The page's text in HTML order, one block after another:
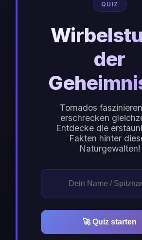
QUIZ
der
Tornados
erschrecken
Entdecke die
Fakten hinter
Naturgewalten!
🚀 Quiz starten